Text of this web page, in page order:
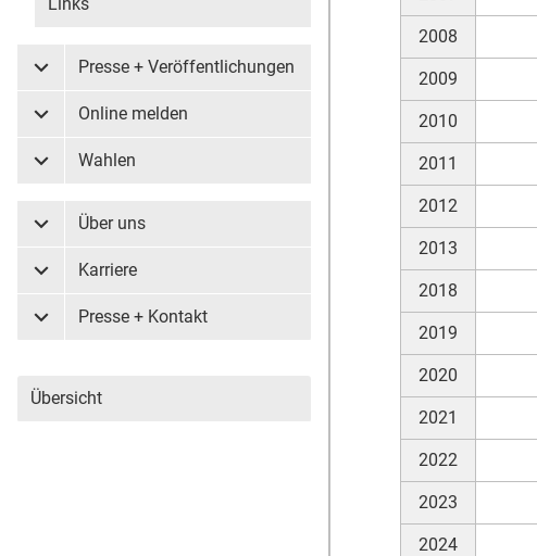
Untermenü Presse + Veröffentlichungen
Presse + Veröffentlichungen
Untermenü Online melden
Online melden
Untermenü Wahlen
Wahlen
Untermenü Über uns
Über uns
Untermenü Karriere
Karriere
Untermenü Presse + Kontakt
Presse + Kontakt
Übersicht
2008
2009
2010
2011
2012
2013
2018
2019
2020
2021
2022
2023
2024